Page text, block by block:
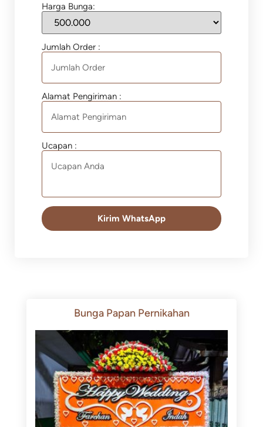
Harga Bunga:
Jumlah Order :
Alamat Pengiriman :
Ucapan :
Kirim WhatsApp
Bunga Papan Pernikahan